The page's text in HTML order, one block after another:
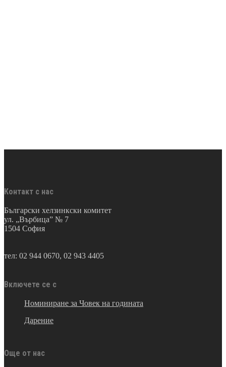
Контакт с нас
Български хелзинкски комитет
ул. „Върбица” № 7
1504 София
тел: 02 944 0670, 02 943 4405
Включете се с
Номиниране за Човек на годината
Дарение
Още от нас